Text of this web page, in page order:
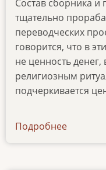
Состав сборника и
тщательно
переводческих
говорится, что в
не ценность денег,
религиозным
подчеркивается
Подробнее